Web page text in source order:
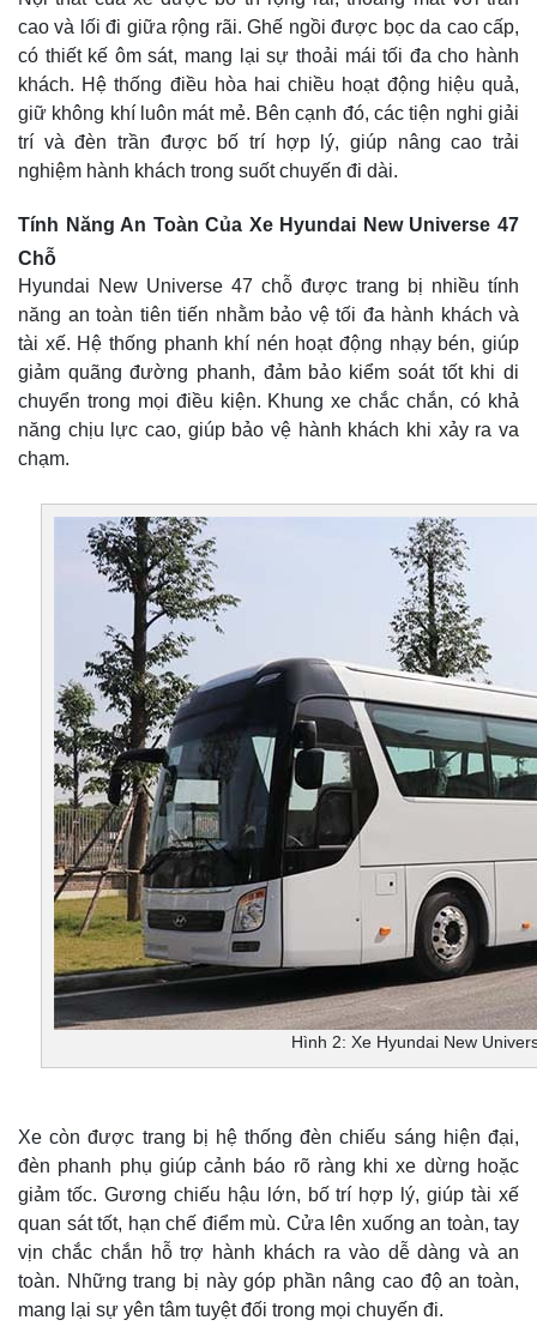
cao và lối đi giữa rộng rãi. Ghế ngồi được bọc da cao cấp,
có thiết kế ôm sát, mang lại sự thoải mái tối đa cho hành
khách. Hệ thống điều hòa hai chiều hoạt động hiệu quả,
giữ không khí luôn mát mẻ. Bên cạnh đó, các tiện nghi giải
trí và đèn trần được bố trí hợp lý, giúp nâng cao trải
nghiệm hành khách trong suốt chuyến đi dài.
Tính Năng An Toàn Của Xe Hyundai New Universe 47
Chỗ
Hyundai New Universe 47 chỗ được trang bị nhiều tính
năng an toàn tiên tiến nhằm bảo vệ tối đa hành khách và
tài xế. Hệ thống phanh khí nén hoạt động nhạy bén, giúp
giảm quãng đường phanh, đảm bảo kiểm soát tốt khi di
chuyển trong mọi điều kiện. Khung xe chắc chắn, có khả
năng chịu lực cao, giúp bảo vệ hành khách khi xảy ra va
chạm.
Hình 2: Xe Hyundai New
Xe còn được trang bị hệ thống đèn chiếu sáng hiện đại,
đèn phanh phụ giúp cảnh báo rõ ràng khi xe dừng hoặc
giảm tốc. Gương chiếu hậu lớn, bố trí hợp lý, giúp tài xế
quan sát tốt, hạn chế điểm mù. Cửa lên xuống an toàn, tay
vịn chắc chắn hỗ trợ hành khách ra vào dễ dàng và an
toàn. Những trang bị này góp phần nâng cao độ an toàn,
mang lại sự yên tâm tuyệt đối trong mọi chuyến đi.